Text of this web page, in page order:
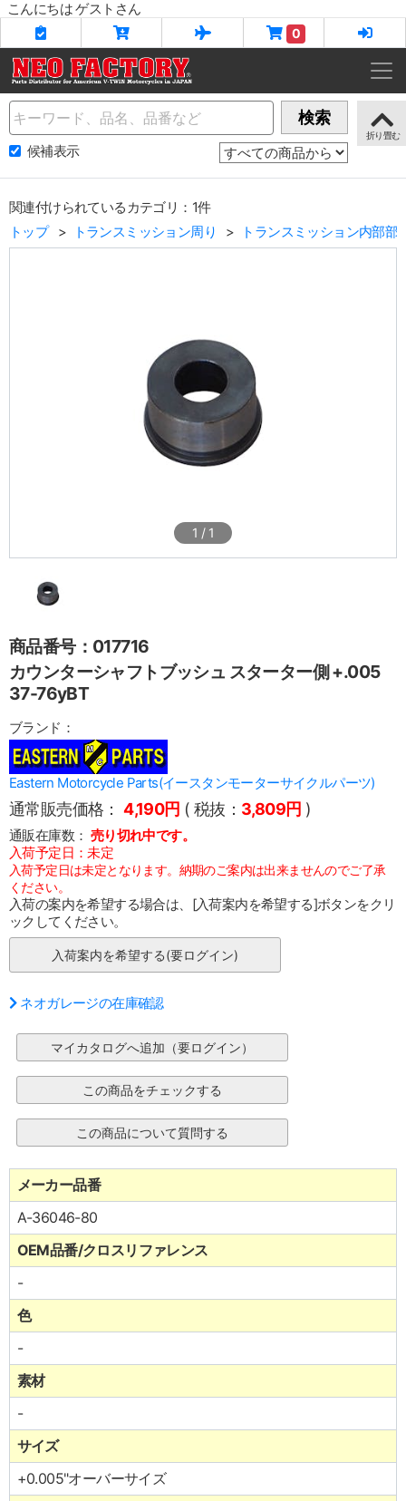
こんにちは ゲストさん
0
Name 検索
候補表示
関連付けられているカテゴリ：1件
トップ
トランスミッション周り トランスミッション内部部
1 / 1
商品番号：017716
カウンターシャフトブッシュ スターター側 +.005
37-76yBT
ブランド：
Eastern Motorcycle Parts(イースタンモーターサイクルパーツ)
通常販売価格： 4,190円 ( 税抜： 3,809円 )
通販在庫数： 売り切れ中です。
入荷予定日：未定
入荷予定日は未定となります。納期のご案内は出来ませんのでご了承
ください。
入荷の案内を希望する場合は、[入荷案内を希望する]ボタンをクリ
ックしてください。
ネオガレージの在庫確認
メーカー品番
A-36046-80
OEM品番/クロスリファレンス
-
色
-
素材
-
サイズ
+0.005"オーバーサイズ